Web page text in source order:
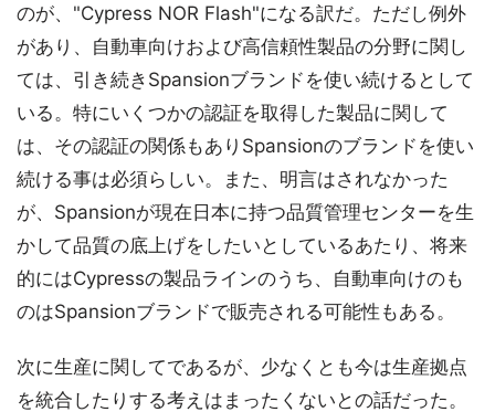
のが、"Cypress NOR Flash"になる訳だ。ただし例外
があり、自動車向けおよび高信頼性製品の分野に関し
ては、引き続きSpansionブランドを使い続けるとして
いる。特にいくつかの認証を取得した製品に関して
は、その認証の関係もありSpansionのブランドを使い
続ける事は必須らしい。また、明言はされなかった
が、Spansionが現在日本に持つ品質管理センターを生
かして品質の底上げをしたいとしているあたり、将来
的にはCypressの製品ラインのうち、自動車向けのも
のはSpansionブランドで販売される可能性もある。
次に生産に関してであるが、少なくとも今は生産拠点
を統合したりする考えはまったくないとの話だった。